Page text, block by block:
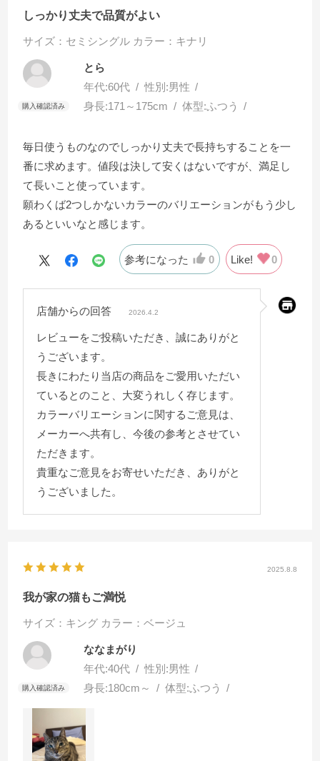
しっかり丈夫で品質がよい
サイズ：セミシングル カラー：キナリ
とら
年代:60代 性別:男性
身長:171～175cm 体型:ふつう
毎日使うものなのでしっかり丈夫で長持ちすることを一
番に求めます。値段は決して安くはないですが、満足し
て長いこと使っています。
願わくば2つしかないカラーのバリエーションがもう少し
あるといいなと感じます。
参考になった 0 Like! 0
店舗からの回答 2026.4.2
レビューをご投稿いただき、誠にありがと
うございます。
長きにわたり当店の商品をご愛用いただい
ているとのこと、大変うれしく存じます。
カラーバリエーションに関するご意見は、
メーカーへ共有し、今後の参考とさせてい
ただきます。
貴重なご意見をお寄せいただき、ありがと
うございました。
2025.8.8
我が家の猫もご満悦
サイズ：キング カラー：ベージュ
ななまがり
年代:40代 性別:男性
身長:180cm～ 体型:ふつう